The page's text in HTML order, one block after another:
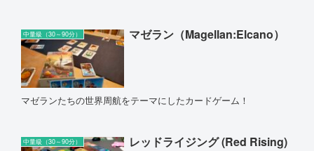
中量級（30～90分） マゼラン（Magellan:Elcano）
マゼランたちの世界周航をテーマにしたカードゲーム！
中量級（30～90分） レッドライジング (Red Rising)